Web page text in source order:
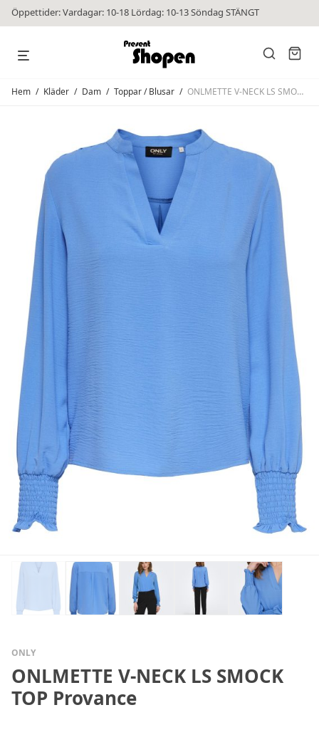
Öppettider: Vardagar: 10-18 Lördag: 10-13 Söndag STÄNGT
Hem / Kläder / Dam / Toppar / Blusar / ONLMETTE V-NECK LS SMOCK TOP Provance
ONLY
ONLMETTE V-NECK LS SMOCK
TOP Provance